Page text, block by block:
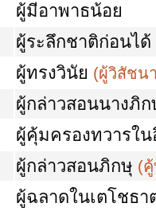
ผู้มีอาพาธน้อย
ผู้ระลึกชาติก่อนได้
ผู้ทรงวินัย (ผู้วิสัชน
ผู้กล่าวสอนนางภิ
ผู้คุ้มครองทวารใ
ผู้กล่าวสอนภิกษุ (
ผู้ฉลาดในเตโชธา